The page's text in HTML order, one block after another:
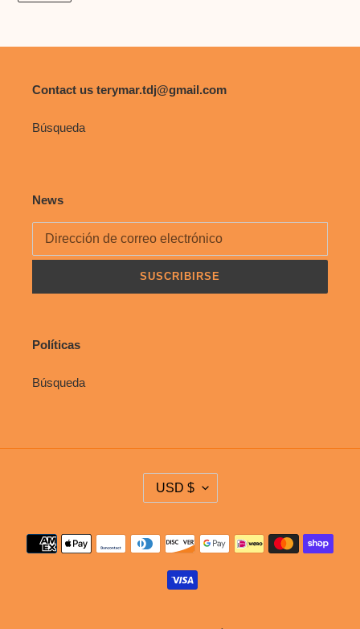
Contact us terymar.tdj@gmail.com
Búsqueda
News
SUSCRIBIRSE
Políticas
Búsqueda
O
E
D
USD $
Métodos
de
pago